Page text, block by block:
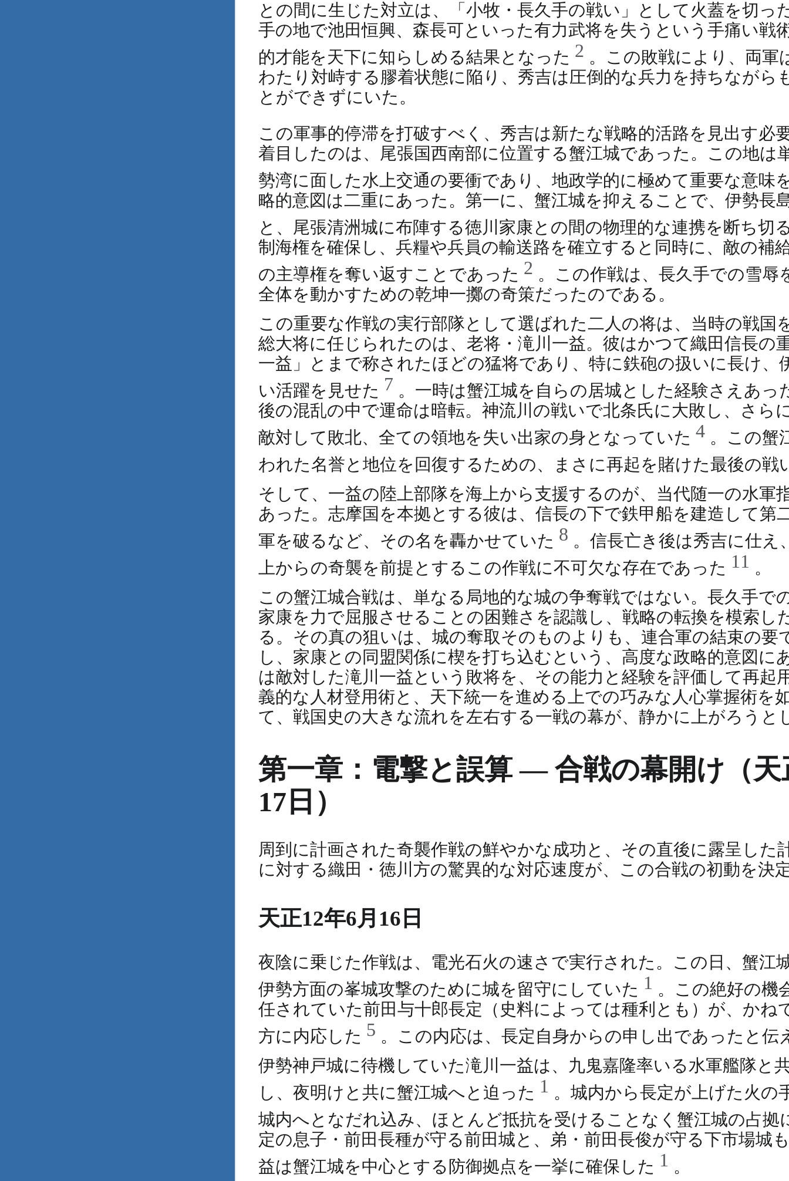
との間に生じた対立は、「小牧・長久手の戦い」として火蓋を切っ
手の地で池田恒興、森長可といった有力武将を失うという手痛い戦
的才能を天下に知らしめる結果となった 2 。この敗戦により、両軍
わたり対峙する膠着状態に陥り、秀吉は圧倒的な兵力を持ちながら
とができずにいた。
この軍事的停滞を打破すべく、秀吉は新たな戦略的活路を見出す必
着目したのは、尾張国西南部に位置する蟹江城であった。この地は
勢湾に面した水上交通の要衝であり、地政学的に極めて重要な意味
略的意図は二重にあった。第一に、蟹江城を抑えることで、伊勢長
と、尾張清洲城に布陣する徳川家康との間の物理的な連携を断ち切
制海権を確保し、兵糧や兵員の輸送路を確立すると同時に、敵の補
の主導権を奪い返すことであった 2 。この作戦は、長久手での雪辱
全体を動かすための乾坤一擲の奇策だったのである。
この重要な作戦の実行部隊として選ばれた二人の将は、当時の戦国
総大将に任じられたのは、老将・滝川一益。彼はかつて織田信長の
一益」とまで称されたほどの猛将であり、特に鉄砲の扱いに長け、
い活躍を見せた 7 。一時は蟹江城を自らの居城とした経験さえあっ
後の混乱の中で運命は暗転。神流川の戦いで北条氏に大敗し、さら
敵対して敗北、全ての領地を失い出家の身となっていた 4 。この蟹
われた名誉と地位を回復するための、まさに再起を賭けた最後の
そして、一益の陸上部隊を海上から支援するのが、当代随一の水軍
あった。志摩国を本拠とする彼は、信長の下で鉄甲船を建造して第
軍を破るなど、その名を轟かせていた 8 。信長亡き後は秀吉に仕え
上からの奇襲を前提とするこの作戦に不可欠な存在であった 11 。
この蟹江城合戦は、単なる局地的な城の争奪戦ではない。長久手で
家康を力で屈服させることの困難さを認識し、戦略の転換を模索し
る。その真の狙いは、城の奪取そのものよりも、連合軍の結束の要
し、家康との同盟関係に楔を打ち込むという、高度な政略的意図に
は敵対した滝川一益という敗将を、その能力と経験を評価して再起
義的な人材登用術と、天下統一を進める上での巧みな人心掌握術を
て、戦国史の大きな流れを左右する一戦の幕が、静かに上がろうと
第一章：電撃と誤算 ― 合戦の幕開け（天
17日）
周到に計画された奇襲作戦の鮮やかな成功と、その直後に露呈した
に対する織田・徳川方の驚異的な対応速度が、この合戦の初動を決
天正12年6月16日
夜陰に乗じた作戦は、電光石火の速さで実行された。この日、蟹江
伊勢方面の峯城攻撃のために城を留守にしていた 1 。この絶好の機
任されていた前田与十郎長定（史料によっては種利とも）が、かね
方に内応した 5 。この内応は、長定自身からの申し出であったと
伊勢神戸城に待機していた滝川一益は、九鬼嘉隆率いる水軍艦隊と
し、夜明けと共に蟹江城へと迫った 1 。城内から長定が上げた火の
城内へとなだれ込み、ほとんど抵抗を受けることなく蟹江城の占拠
定の息子・前田長種が守る前田城と、弟・前田長俊が守る下市場城
益は蟹江城を中心とする防御拠点を一挙に確保した 1 。